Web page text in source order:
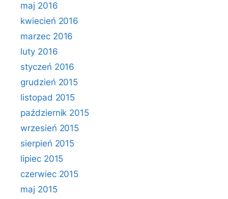
maj 2016
kwiecień 2016
marzec 2016
luty 2016
styczeń 2016
grudzień 2015
listopad 2015
październik 2015
wrzesień 2015
sierpień 2015
lipiec 2015
czerwiec 2015
maj 2015